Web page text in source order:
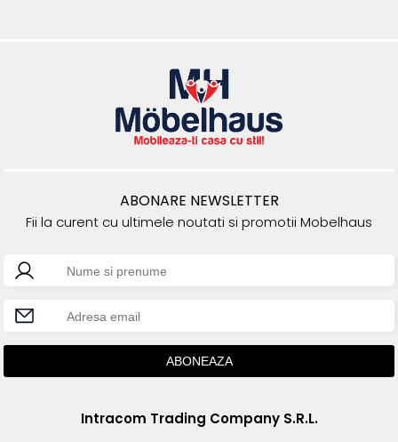
ABONARE NEWSLETTER
Fii la curent cu ultimele noutati si promotii Mobelhaus
Intracom Trading Company S.R.L.